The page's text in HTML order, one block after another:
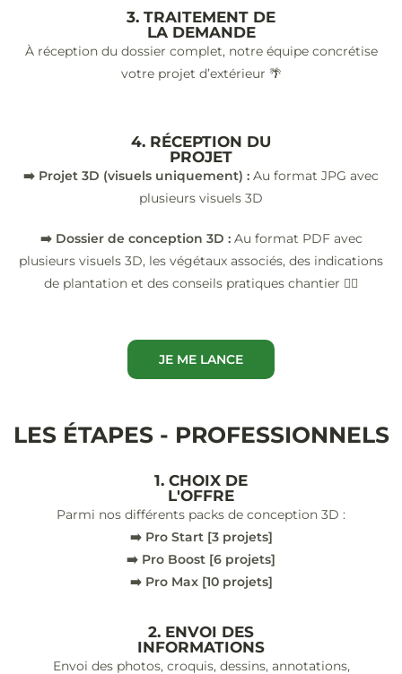
3. TRAITEMENT DE
LA DEMANDE
À réception du dossier complet, notre équipe concrétise
votre projet d’extérieur 🌴
4. RÉCEPTION DU
PROJET
➡️ Projet 3D (visuels uniquement) : Au format JPG avec
plusieurs visuels 3D
➡️ Dossier de conception 3D :Au format PDF avec
plusieurs visuels 3D, les végétaux associés, des indications
de plantation et des conseils pratiques chantier 👷‍♂️
JE ME LANCE
LES ÉTAPES - PROFESSIONNELS
1. CHOIX DE
L'OFFRE
Parmi nos différents packs de conception 3D :
➡️ Pro Start [3 projets]
➡️ Pro Boost [6 projets]
➡️ Pro Max [10 projets]
2. ENVOI DES
INFORMATIONS
Envoi des photos, croquis, dessins, annotations,